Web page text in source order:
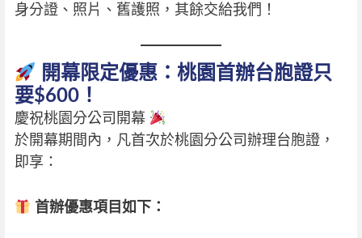
身分證、照片、舊護照，其餘交給我們！
開幕限定優惠：桃園首辦台胞證只
要$600！
慶祝桃園分公司開幕
於開幕期間內，凡首次於桃園分公司辦理台胞證，
即享：
首辦優惠項目如下：